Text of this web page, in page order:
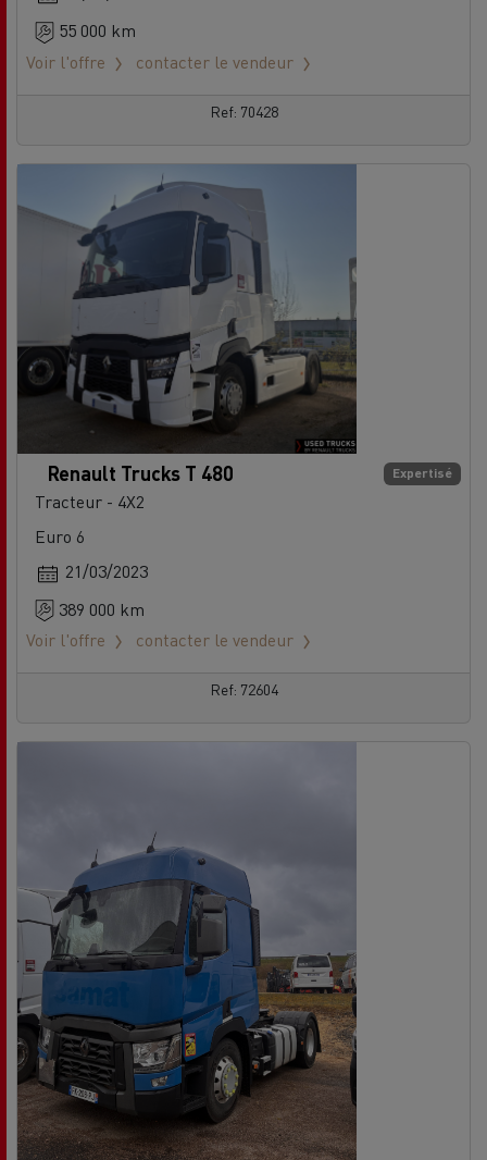
55 000 km
Voir l'offre
contacter le vendeur
Ref: 70428
Expertisé
Renault Trucks T 480
Tracteur - 4X2
Euro 6
21/03/2023
389 000 km
Voir l'offre
contacter le vendeur
Ref: 72604